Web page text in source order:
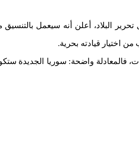
البلاد، أعلن أنه سيعمل بالتنسيق
اختيار قيادته بحرية.
فالمعادلة واضحة: سوريا الجديدة